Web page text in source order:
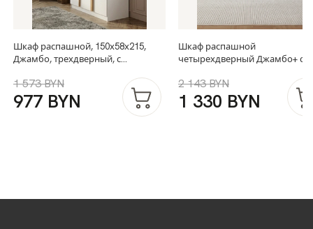
Шкаф распашной, 150х58х215,
Джамбо, трехдверный, с
1 573 BYN
977 BYN
Шкаф распашной
четырехдверный Джамбо+ с
215х200х58
2 143 BYN
1 330 BYN